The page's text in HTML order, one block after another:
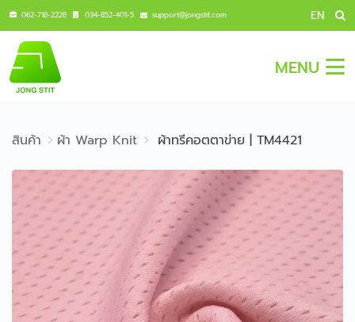
062-718-2228 034-852-401-5 support@jongstit.com EN
MENU
สินค้า ผ้า Warp Knit ผ้าทรีคอตตาข่าย | TM4421